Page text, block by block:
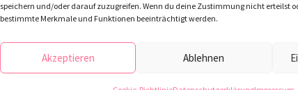
speichern und/oder darauf zuzugreifen. Wenn du deine Zustimmung nicht erteilst
bestimmte Merkmale und Funktionen beeinträchtigt werden.
Akzeptieren Ablehnen